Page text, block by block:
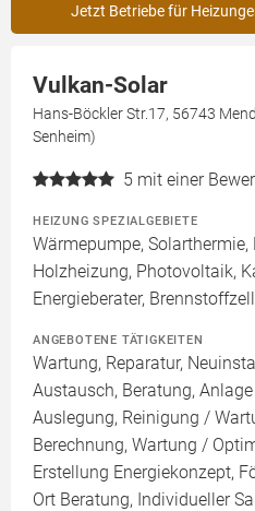
Jetzt Betriebe für
Vulkan-Solar
Hans-Böckler Str.17, 56743
Senheim)
5 mit einer
HEIZUNG SPEZIALGEBIETE
Wärmepumpe, Solarthermie,
Holzheizung, Photovoltaik,
Energieberater,
ANGEBOTENE TÄTIGKEITEN
Wartung, Reparatur,
Austausch, Beratung,
Auslegung, Reinigung /
Berechnung, Wartung /
Erstellung Energiekonzept,
Ort Beratung, Individueller